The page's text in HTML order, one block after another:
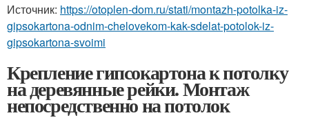
Источник: https://otoplen-dom.ru/stati/montazh-potolka-iz-
gipsokartona-odnim-chelovekom-kak-sdelat-potolok-iz-
gipsokartona-svoimi
Крепление гипсокартона к потолку
на деревянные рейки. Монтаж
непосредственно на потолок